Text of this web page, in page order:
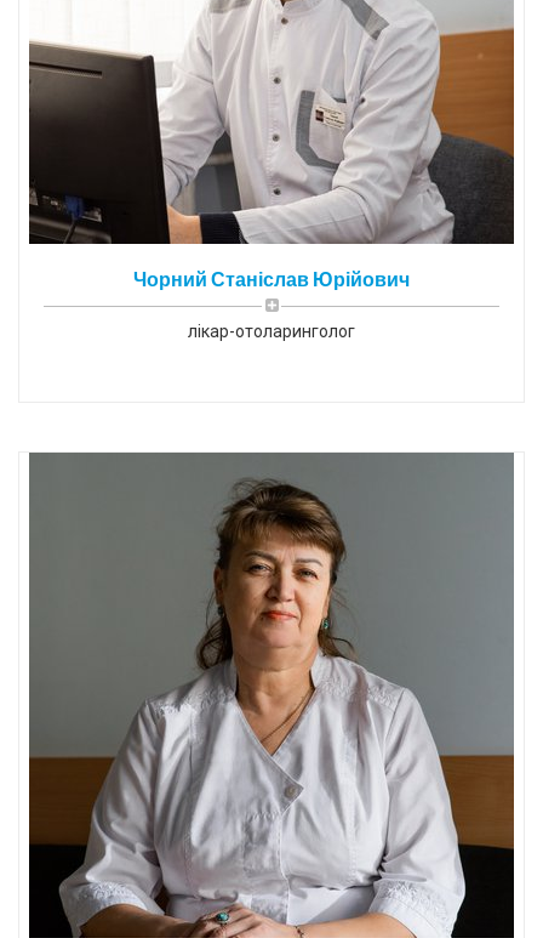
Чорний Станіслав Юрійович
лікар-отоларинголог